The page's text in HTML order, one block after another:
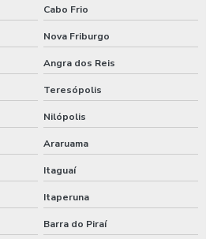
Cabo Frio
Nova Friburgo
Angra dos Reis
Teresópolis
Nilópolis
Araruama
Itaguaí
Itaperuna
Barra do Piraí